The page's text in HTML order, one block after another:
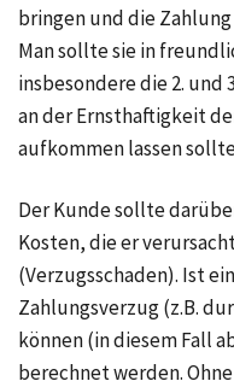
bringen und die
Man sollte sie in
insbesondere die 2. und
an der Ernsthaftigkeit
aufkommen lassen
Der Kunde sollte
Kosten, die er
(Verzugsschaden). Ist
Zahlungsverzug (z.B.
können (in diesem Fall
berechnet werden.